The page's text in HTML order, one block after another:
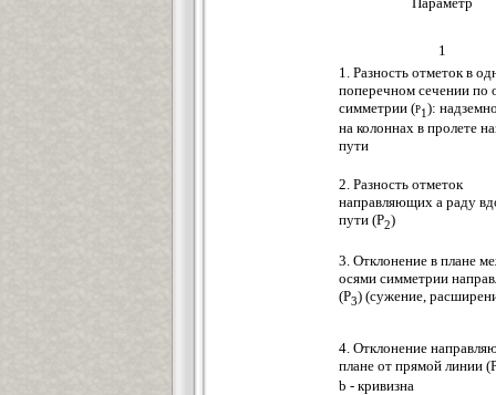
1
1. Разность отметок в
поперечном сечении по
симметрии (р1):
на колоннах в пролете
пути
2. Разность отметок
направляющих а раду
пути (Р2)
3. Отклонение в плане
осями симметрии
(Р3) (сужение,
4. Отклонение
плане от прямой линии
b - кривизна